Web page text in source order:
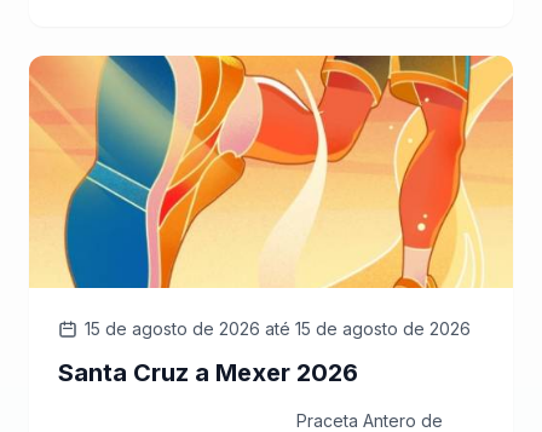
15 de agosto de 2026 até 15 de agosto de 2026
Santa Cruz a Mexer 2026
Praceta Antero de